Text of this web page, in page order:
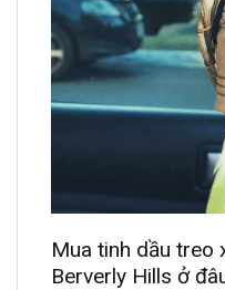
Mua tinh dầu treo
Berverly Hills ở